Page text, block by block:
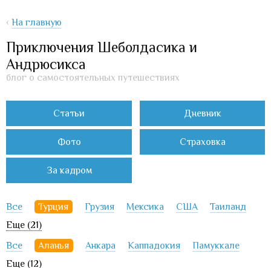
‹ На главную
Приключения Шеболдасика и
Андрюсикса
блог о самостоятельных путешествиях
Статьи Дневник
Фото Страховка
За кадром
Все Турция Грузия Мексика США
Таиланд
Еще (21)
Все
Аланья Анкара Каппадокия
Памуккале
Еще (12)